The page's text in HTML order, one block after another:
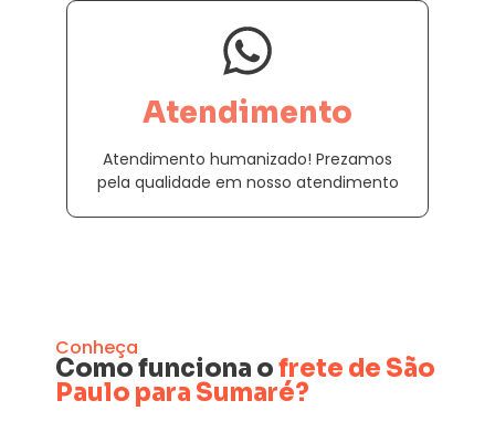
Atendimento
Atendimento humanizado! Prezamos
pela qualidade em nosso atendimento
Conheça
Como funciona ofrete de São
Paulo para Sumaré?